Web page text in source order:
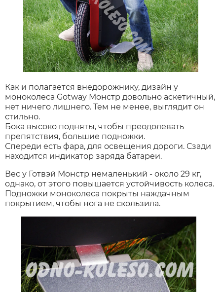
Как и полагается внедорожнику, дизайн у
моноколеса Gotway Монстр довольно аскетичный,
нет ничего лишнего. Тем не менее, выглядит он
стильно.
Бока высоко подняты, чтобы преодолевать
препятствия, большие подножки.
Спереди есть фара, для освещения дороги. Сзади
находится индикатор заряда батареи.
Вес у Готвэй Монстр немаленький - около 29 кг,
однако, от этого повышается устойчивость колеса.
Подножки моноколеса покрыты наждачным
покрытием, чтобы нога не скользила.